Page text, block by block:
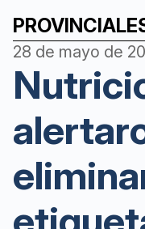
28 de mayo de